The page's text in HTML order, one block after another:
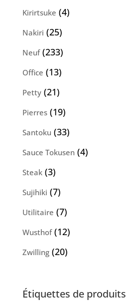
produits
Kirirtsuke 44
Nakiri 2525
produits
Neuf 233233
produits
Office 1313
produits
Petty 2121
produits
Pierres 1919
produits
Santoku 3333
produits
Sauce Tokusen 44
Steak 33
produits
Sujihiki 77
produits
Utilitaire 77
produits
Wusthof 1212
produits
Zwilling 2020
Étiquettes de produits